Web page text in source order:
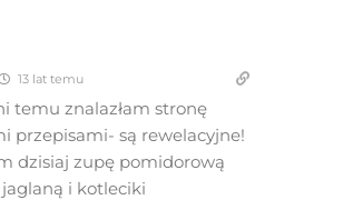
13 lat temu
temu znalazłam stronę
przepisami- są rewelacyjne!
dzisiaj zupę pomidorową
jaglaną i kotleciki